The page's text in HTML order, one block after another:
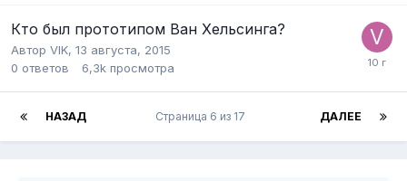
Кто был прототипом Ван Хельсинга?
Автор VIK, 13 августа, 2015
0 ответов 6,3k просмотра
НАЗАД ДАЛЕЕ
Страница 6 из 17